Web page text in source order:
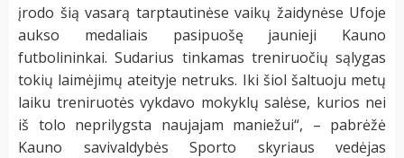
įrodo šią vasarą tarptautinėse vaikų žaidynėse Ufoje
aukso medaliais pasipuošę jaunieji Kauno
futbolininkai. Sudarius tinkamas treniruočių sąlygas
tokių laimėjimų ateityje netruks. Iki šiol šaltuoju metų
laiku treniruotės vykdavo mokyklų salėse, kurios nei
iš tolo neprilygsta naujajam maniežui“, – pabrėžė
Kauno savivaldybės Sporto skyriaus vedėjas